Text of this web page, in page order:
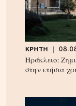
ΚΡΗΤΗ
Ηράκλειο:
στην ετήσια